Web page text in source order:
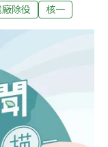
發生意外的因應
程廢棄物核一廠
台電依法提出除役
核可，正式進入
電廠，運轉期間
25年的作業期，
階段」，拆除反
除役 核一